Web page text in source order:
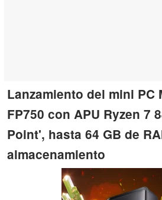
Lanzamiento del mini PC
FP750 con APU Ryzen 7
Point', hasta 64 GB de
almacenamiento